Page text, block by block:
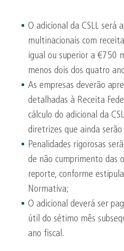
O adicional da CSLL será
multinacionais com
igual ou superior a €750
menos dois dos quatro
As empresas deverão
detalhadas à Receita
cálculo do adicional da
diretrizes que ainda serão
Penalidades rigorosas
de não cumprimento das
reporte, conforme
Normativa;
O adicional deverá ser
útil do sétimo mês
ano fiscal.